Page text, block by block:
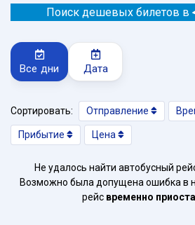
Поиск дешевых билетов в
Все дни Дата
Сортировать: Отправление
Прибытие Цена
Не удалось найти автобусный
Возможно была допущена ошибка в
рейс временно